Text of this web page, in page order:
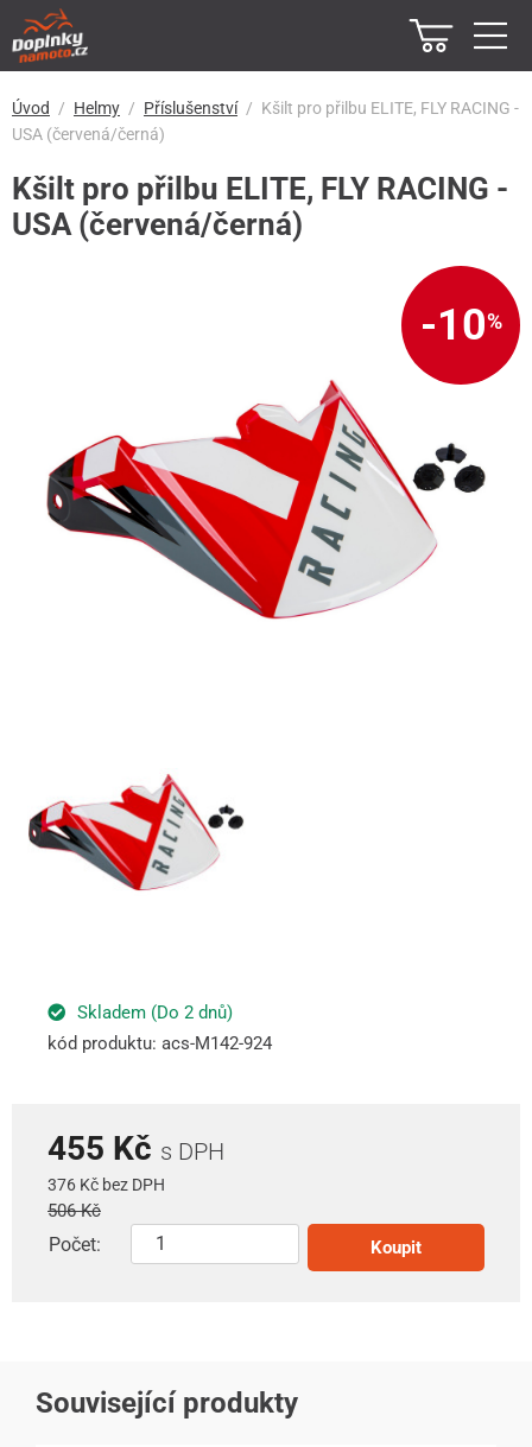
Úvod Helmy Příslušenství
Kšilt pro přilbu ELITE, FLY RACING -
USA (červená/černá)
Kšilt pro přilbu ELITE, FLY RACING -
USA (červená/černá)
-10%
Skladem (Do 2 dnů)
kód produktu: acs-M142-924
455 Kč s DPH
376 Kč bez DPH
506 Kč
Počet: Koupit
Související produkty